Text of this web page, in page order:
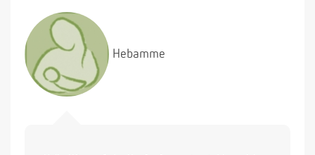
spannt nur an der Haut. Und nach unten hin habe
ich einen dollen Druck, wenn der Kleine sich
bewegt, es zieht kräftig und es fühlt sich
mittlerweile an, als ob da schon tagelang einer sein
Hand drin gehabt hätte..*gg*-.. wie ein Art
MUskelkater im Intimbereich.. ist das normal?
Hebamme